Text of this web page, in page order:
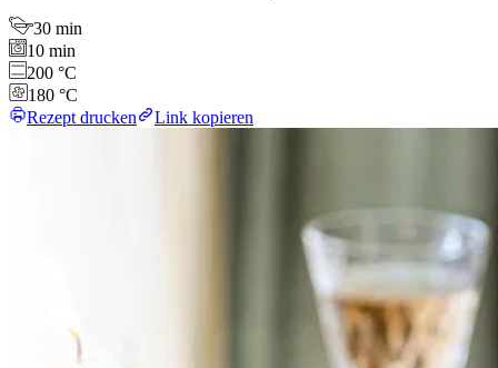
30 min
10 min
200 °C
180 °C
Rezept drucken
Link kopieren